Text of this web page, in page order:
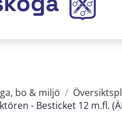
bo & miljö /
- Besticket 12 m.fl.